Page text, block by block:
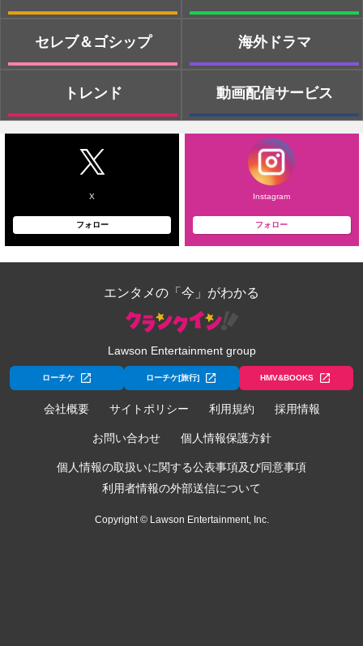
セレブ＆ゴシップ
トレンド
海外ドラマ
動画配信サービス
X
フォロー
Instagram
フォロー
エンタメの「今」がわかる
Lawson Entertainment group
ローチケ ローチケ[旅行] HMV&BOOKS
会社概要 サイトポリシー 利用規約 採用情報
お問い合わせ 個人情報保護方針
個人情報の取扱いに関する公表事項及び同意事項
利用者情報の外部送信について
Copyright © Lawson Entertainment, Inc.